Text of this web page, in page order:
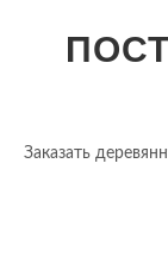
Заказать